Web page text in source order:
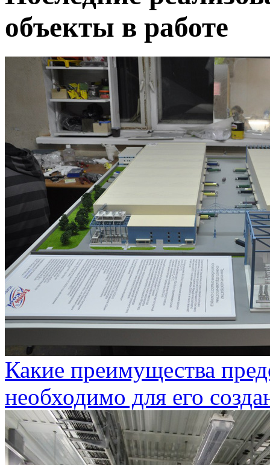
объекты в работе
Какие преимущества
необходимо для его